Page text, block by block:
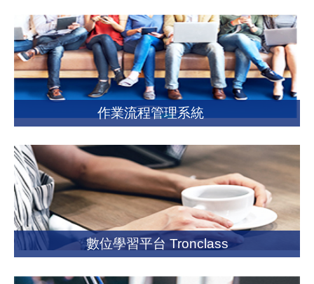
作業流程管理系統
數位學習平台 Tronclass